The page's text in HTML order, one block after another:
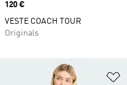
Prix
120 €
VESTE COACH TOUR
Originals